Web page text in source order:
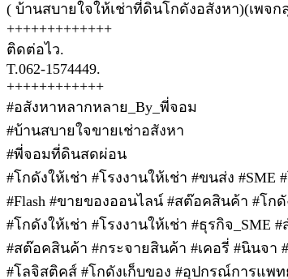
( บ้านสบายใจให้เช่าที่ดินโกดังอสังหา)(เพจ
+++++++++++++
ติดต่อไว.
T.062-1574449.
++++++++++++
#อสังหาหลากหลาย_By_พี่จอม
#บ้านสบายใจขายเช่าอสังหา
#พี่จอมที่ดินสดผ่อน
#โกดังให้เช่า #โรงงานให้เช่า #ขนส่ง #SME
#Flash #ขายของออนไลน์ #สต๊อคสินค้า #โก
#โกดังให้เช่า #โรงงานให้เช่า #ธุรกิจ_SME
#สต๊อคสินค้า #กระจายสินค้า #เคอรี่ #นินจา
#โลจิสติคส์ #โกดังเก็บของ #อุปกรณ์การแพ